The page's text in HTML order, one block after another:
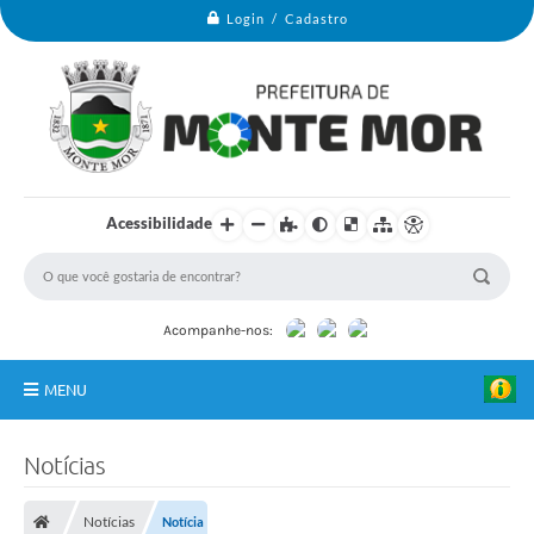
Login / Cadastro
Acessibilidade
Acompanhe-nos:
MENU
Notícias
Notícias Notícia